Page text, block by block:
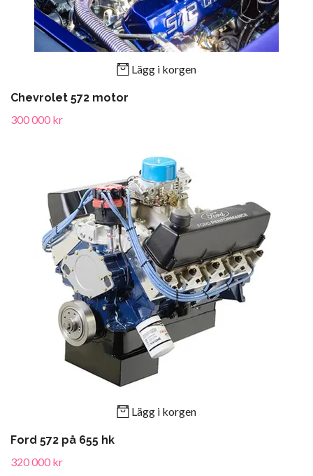
Lägg i korgen
Chevrolet 572 motor
300 000 kr
Lägg i korgen
Ford 572 på 655 hk
320 000 kr